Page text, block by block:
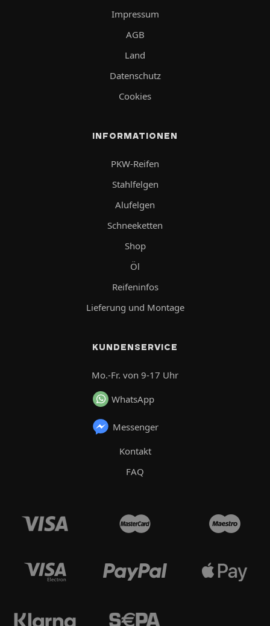
Impressum
AGB
Land
Datenschutz
Cookies
INFORMATIONEN
PKW-Reifen
Stahlfelgen
Alufelgen
Schneeketten
Shop
Öl
Reifeninfos
Lieferung und Montage
KUNDENSERVICE
Mo.-Fr. von 9-17 Uhr
WhatsApp
Messenger
Kontakt
FAQ